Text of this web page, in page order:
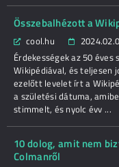
Összebalhézott a
cool.hu
Érdekességek az 50
Wikipédiával, és teljesen
ezelőtt levelet írt a
a születési dátuma,
stimmelt, és nyolc évv ...
10 dolog, amit nem
Colmanről